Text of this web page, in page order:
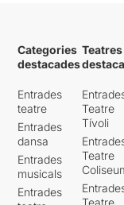
Categories
destacades
Entrades
teatre
Entrades
dansa
Entrades
musicals
Entrades
Teatres
Teatre
Tívoli
Teatre
Teatre